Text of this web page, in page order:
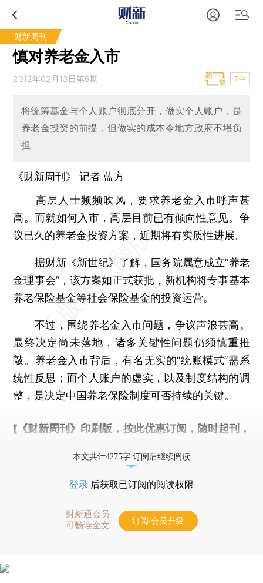
财新周刊
慎对养老金入市
2012年02月13日第6期 T中
将统筹基金与个人账户彻底分开，做实个人账户，是
养老金投资的前提，但做实的成本令地方政府不堪负
担
《财新周刊》 记者蓝方
高层人士频频吹风，要求养老金入市呼声甚
高。而就如何入市，高层目前已有倾向性意见。争
议已久的养老金投资方案，近期将有实质性进展。
据财新《新世纪》了解，国务院属意成立“养老
金理事会”，该方案如正式获批，新机构将专事基本
养老保险基金等社会保险基金的投资运营。
不过，围绕养老金入市问题，争议声浪甚高。
最终决定尚未落地，诸多关键性问题仍须慎重推
敲。养老金入市背后，有名无实的“统账模式”需系
统性反思；而个人账户的虚实，以及制度结构的调
整，是决定中国养老保险制度可否持续的关键。
[《财新周刊》印刷版， 按此优惠订阅 ，随时起刊，
本文共计4275字 订阅后继续阅读
登录 后获取已订阅的阅读权限
财新通会员
可畅读全文
订阅/会员升级